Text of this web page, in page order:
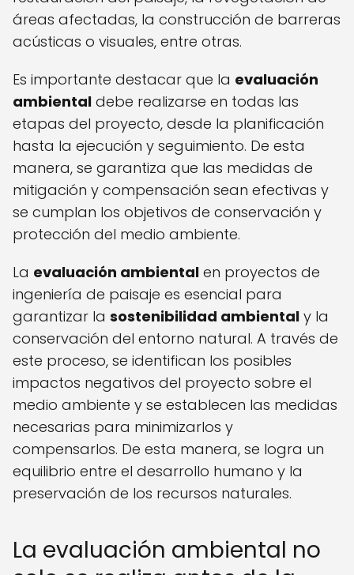
áreas afectadas, la construcción de barreras
acústicas o visuales, entre otras.
Es importante destacar que la evaluación
ambiental debe realizarse en todas las
etapas del proyecto, desde la planificación
hasta la ejecución y seguimiento. De esta
manera, se garantiza que las medidas de
mitigación y compensación sean efectivas y
se cumplan los objetivos de conservación y
protección del medio ambiente.
La evaluación ambiental en proyectos de
ingeniería de paisaje es esencial para
garantizar la sostenibilidad ambiental y la
conservación del entorno natural. A través de
este proceso, se identifican los posibles
impactos negativos del proyecto sobre el
medio ambiente y se establecen las medidas
necesarias para minimizarlos y
compensarlos. De esta manera, se logra un
equilibrio entre el desarrollo humano y la
preservación de los recursos naturales.
La evaluación ambiental no